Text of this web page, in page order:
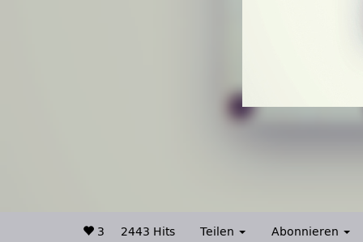
3 2443 Hits Teilen Abonnieren